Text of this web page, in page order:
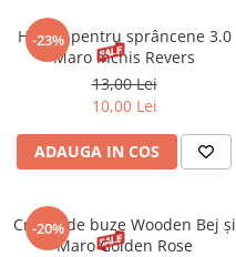
Creion dermatograf pleoape
Tus de ochi
Mascara (rimel)
Adeziv gene false
Machiaj Buze
Scrub
Creme/seruri ochi
Plasturi/Patch-uri
Sapun facial
Parfum/Apa de toaleta
dama/barbati
Produse pentru picioare
Produse Pentru Epilare
Periute dinti
Sampon Uscat
-23%
Henna pentru sprâncene 3.0
Maro Inchis Revers
13,00 Lei
10,00 Lei
ADAUGA IN COS
-20%
Creion de buze Wooden Bej și
Maro Golden Rose